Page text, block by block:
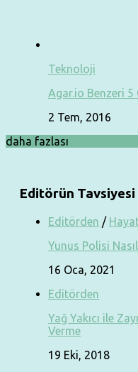
Teknoloji
Agar.io Benzeri 5
2 Tem, 2016
daha fazlası
Editörün Tavsiyesi
Editörden /
Yunus Polisi
16 Oca, 2021
Editörden
Yağ Yakıcı ile
Verme
19 Eki, 2018